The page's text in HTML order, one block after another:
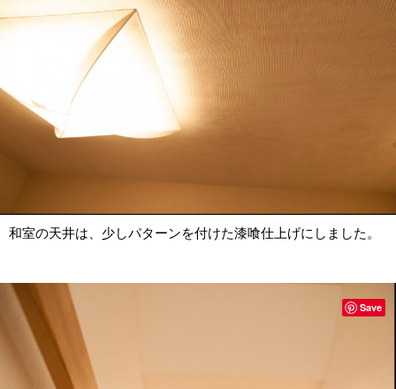
和室の天井は、少しパターンを付けた漆喰仕上げにしました。
Save